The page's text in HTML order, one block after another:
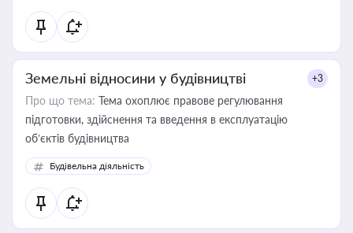
Земельні відносини у будівництві +3
Про що тема: Тема охоплює правове регулювання
підготовки, здійснення та введення в експлуатацію
об’єктів будівництва
Будівельна діяльність